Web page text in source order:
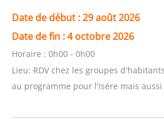
Date de début :29 août 2026
Date de fin :4 octobre 2026
Horaire : 0h00 - 0h00
Lieu: RDV chez les groupes
au programme pour l'Isère mais